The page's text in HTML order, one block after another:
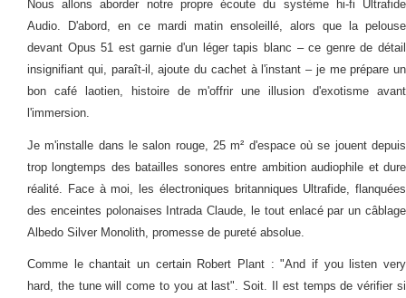
Nous allons aborder notre propre écoute du système hi-fi Ultrafide
Audio. D'abord, en ce mardi matin ensoleillé, alors que la pelouse
devant Opus 51 est garnie d'un léger tapis blanc – ce genre de détail
insignifiant qui, paraît-il, ajoute du cachet à l'instant – je me prépare un
bon café laotien, histoire de m'offrir une illusion d'exotisme avant
l'immersion.
Je m'installe dans le salon rouge, 25 m² d'espace où se jouent depuis
trop longtemps des batailles sonores entre ambition audiophile et dure
réalité. Face à moi, les électroniques britanniques Ultrafide, flanquées
des enceintes polonaises Intrada Claude, le tout enlacé par un câblage
Albedo Silver Monolith, promesse de pureté absolue.
Comme le chantait un certain Robert Plant : "And if you listen very
hard, the tune will come to you at last". Soit. Il est temps de vérifier si